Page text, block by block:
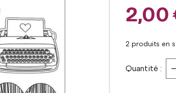
2,00
2 produits en
Quantité :